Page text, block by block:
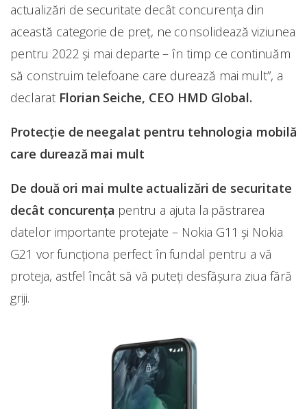
actualizări de securitate decât concurența din
această categorie de preț, ne consolidează viziunea
pentru 2022 și mai departe – în timp ce continuăm
să construim telefoane care durează mai mult”, a
declarat Florian Seiche, CEO HMD Global.
Protecție de neegalat pentru tehnologia mobilă
care durează mai mult
De două ori mai multe actualizări de securitate
decât concurența pentru a ajuta la păstrarea
datelor importante protejate – Nokia G11 și Nokia
G21 vor funcționa perfect în fundal pentru a vă
proteja, astfel încât să vă puteți desfășura ziua fără
griji.